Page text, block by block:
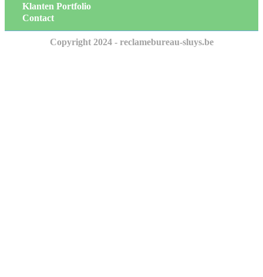
Klanten Portfolio
Contact
Copyright 2024 - reclamebureau-sluys.be